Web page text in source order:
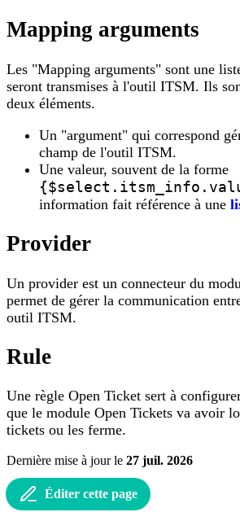
Mapping arguments
Les "Mapping arguments" sont une
seront transmises à l'outil ITSM. Ils
deux éléments.
Un "argument" qui correspond
champ de l'outil ITSM.
Une valeur, souvent de la forme
information fait référence à une
Provider
Un provider est un connecteur du
permet de gérer la communication
outil ITSM.
Rule
Une règle Open Ticket sert à
que le module Open Tickets va avoir
tickets ou les ferme.
Dernière mise à jourle 27 juil. 2026
Éditer cette page